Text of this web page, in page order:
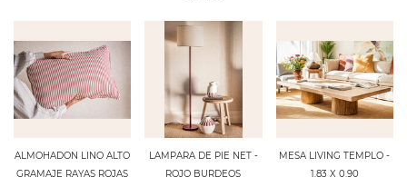
ALMOHADON LINO ALTO
GRAMAJE RAYAS ROJAS
LAMPARA DE PIE NET -
ROJO BURDEOS
MESA LIVING TEMPLO -
1.83 X 0.90